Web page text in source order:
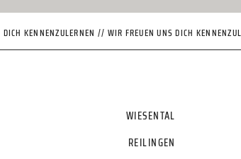
KENNENZULERNEN // WIR FREUEN UNS DICH
WIESENTAL
REILINGEN